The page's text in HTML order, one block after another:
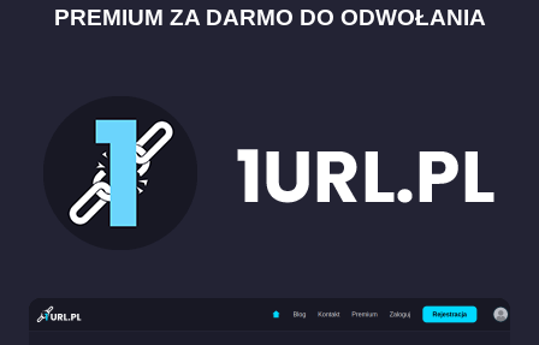
PREMIUM ZA DARMO DO ODWOŁANIA